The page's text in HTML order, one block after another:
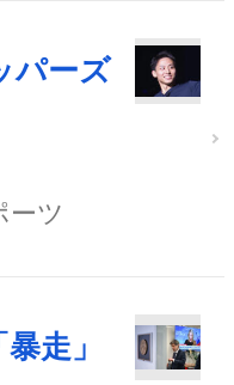
パーズ
ーツ
走」